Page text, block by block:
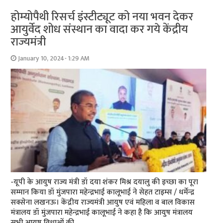
होम्योपैथी रिसर्च इंस्टीट्यूट को नया भवन देकर
आयुर्वेद शोध संस्थान का वादा कर गये केंद्रीय
राज्यमंत्री
January 10, 2024- 1:29 AM
-यूपी के आयुष राज्य मंत्री डॉ दया शंकर मिश्र दयालु की इच्छा का पूरा
सम्मान किया डॉ मुंजपारा महेन्द्रभाई कालूभाई ने सेहत टाइम्स / धर्मेन्द्र
सक्सेना लखनऊ। केंद्रीय राज्यमंत्री आयुष एवं महिला व बाल विकास
मंत्रालय डॉ मुंजपारा महेन्द्रभाई कालूभाई ने कहा है कि आयुष मंत्रालय